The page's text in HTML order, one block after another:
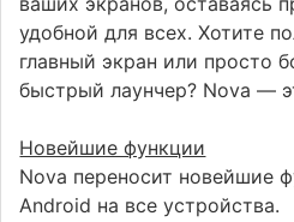
удобной для всех. Хотите
главный экран или просто
быстрый лаунчер? Nova —
Новейшие функции
Nova переносит новейшие
Android на все устройства.